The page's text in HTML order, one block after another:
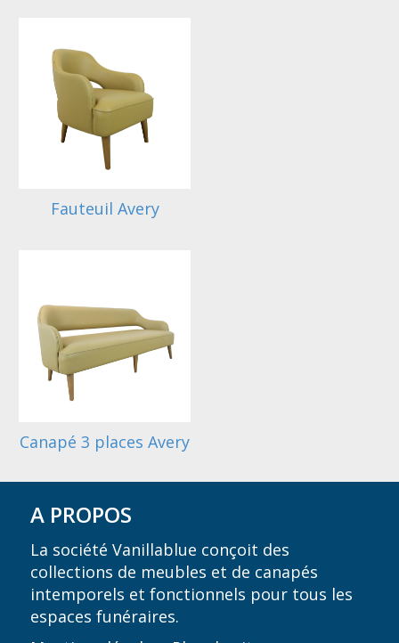
Fauteuil Avery
Canapé 3 places Avery
A PROPOS
La société Vanillablue conçoit des
collections de meubles et de canapés
intemporels et fonctionnels pour tous les
espaces funéraires.